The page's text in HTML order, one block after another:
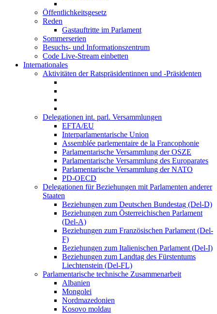
Öffentlichkeitsgesetz
Reden
Gastauftritte im Parlament
Sommerserien
Besuchs- und Informationszentrum
Code Live-Stream einbetten
Internationales
Aktivitäten der Ratspräsidentinnen und -Präsidenten
Delegationen int. parl. Versammlungen
EFTA/EU
Interparlamentarische Union
Assemblée parlementaire de la Francophonie
Parlamentarische Versammlung der OSZE
Parlamentarische Versammlung des Europarates
Parlamentarische Versammlung der NATO
PD-OECD
Delegationen für Beziehungen mit Parlamenten anderer
Staaten
Beziehungen zum Deutschen Bundestag (Del-D)
Beziehungen zum Österreichischen Parlament
(Del-A)
Beziehungen zum Französischen Parlament (Del-
F)
Beziehungen zum Italienischen Parlament (Del-I)
Beziehungen zum Landtag des Fürstentums
Liechtenstein (Del-FL)
Parlamentarische technische Zusammenarbeit
Albanien
Mongolei
Nordmazedonien
Kosovo moldau